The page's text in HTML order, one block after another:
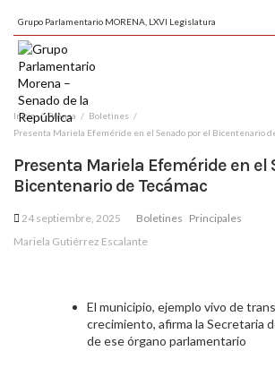
Grupo Parlamentario MORENA, LXVI Legislatura
Inicio Prensa
Boletines
Presenta Mariela Efeméride en el Senado por el Bicentenario
Presenta Mariela Efeméride en el
Bicentenario de Tecámac
24 septiembre, 2025 Boletines Principales
Mariela Gutiérrez Escalante
El municipio, ejemplo vivo de
crecimiento, afirma la Secretaria
de ese órgano parlamentario